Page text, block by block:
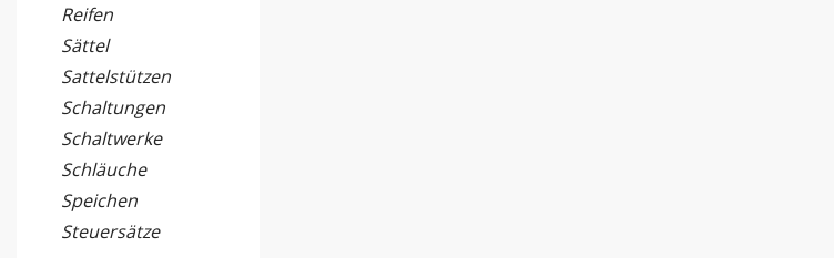
Reifen
Sättel
Sattelstützen
Schaltungen
Schaltwerke
Schläuche
Speichen
Steuersätze